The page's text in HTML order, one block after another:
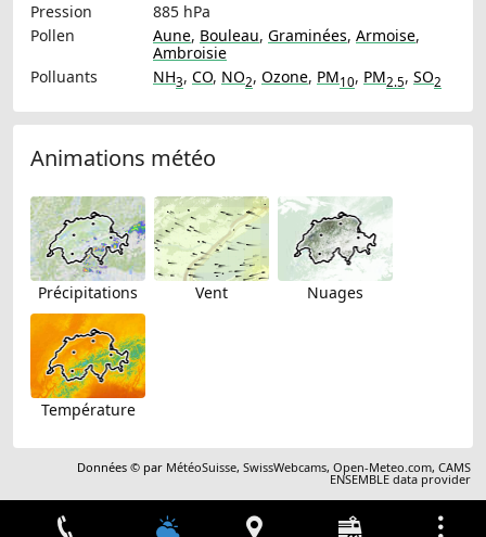
Pression
885 hPa
Pollen
Aune, Bouleau, Graminées, Armoise,
Ambroisie
Polluants
NH3, CO, NO2, Ozone, PM10, PM2.5, SO2
Animations météo
Précipitations Vent Nuages
Température
Données © par MétéoSuisse,SwissWebcams,Open-Meteo.com,CAMS
ENSEMBLE data provider